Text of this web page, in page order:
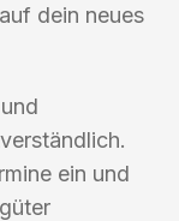
dein neues
ein und